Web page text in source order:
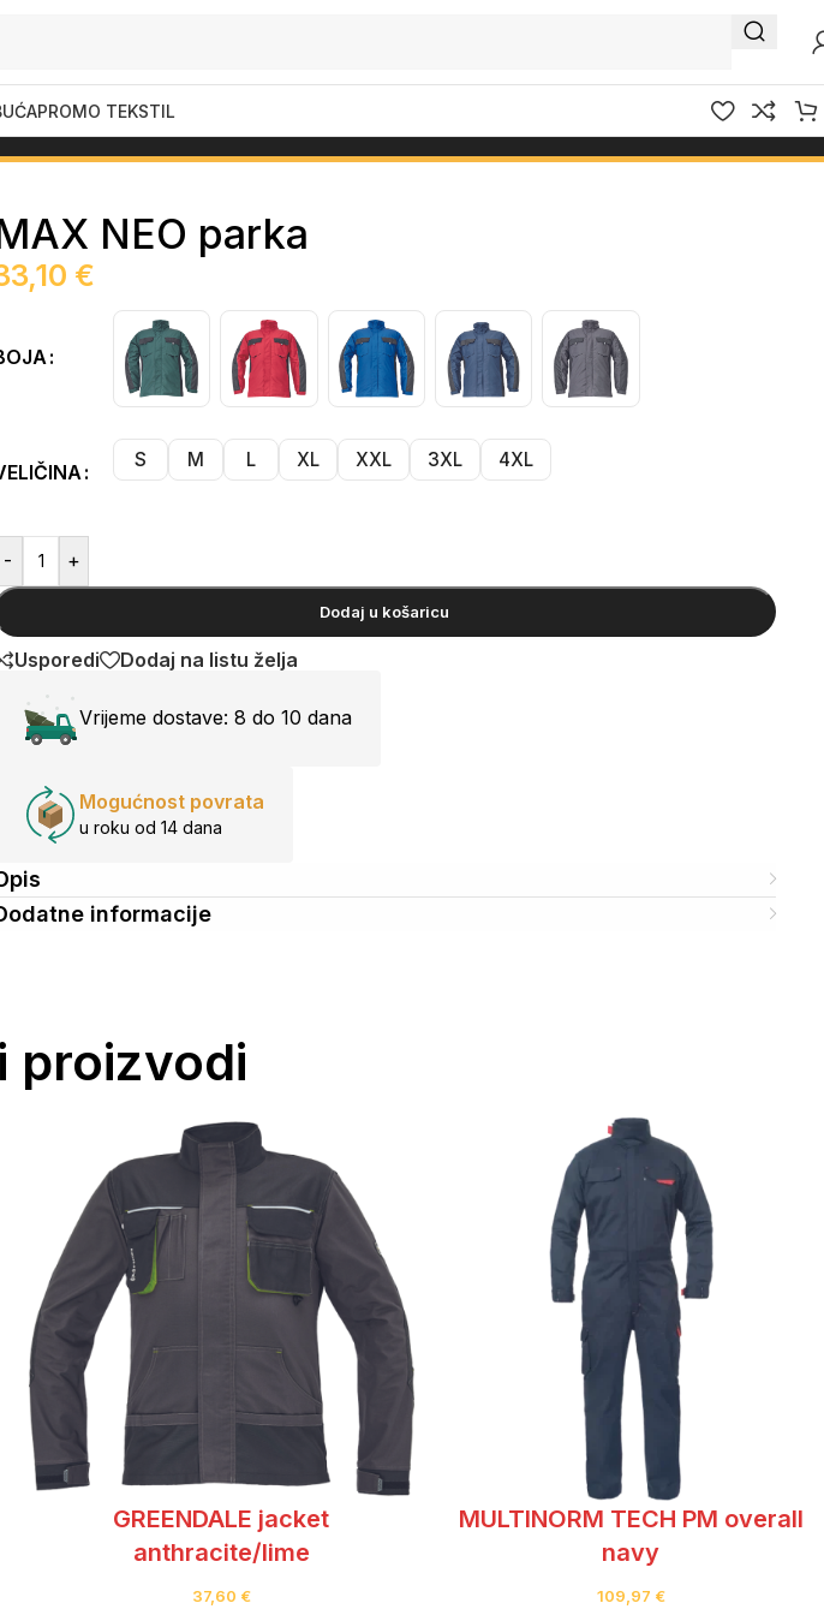
PROMO TEKSTIL
NEO parka
€
S M L XL XXL 3XL 4XL
- +
Dodaj u košaricu
Usporedi Dodaj na listu želja
Vrijeme dostave: 8 do 10 dana
Mogućnost povrata
u roku od 14 dana
informacije
proizvodi
GREENDALE jacket
anthracite/lime
37,60 €
MULTINORM TECH PM overall
navy
109,97 €